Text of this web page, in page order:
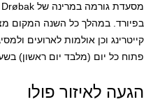
בפיורד. במהלך כל השנה המקום
קייטרינג וכן אולמות לארועים
פתוח כל יום (מלבד יום ראשון) בשעות 12:00-
הגעה לאיזור פולו